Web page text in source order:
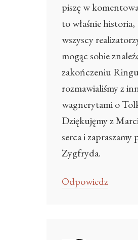
piszę w
to właśnie
wszyscy
mogąc sobie
zakończeniu
rozmawialiśmy z
wagnerytami o
Dziękujęmy z
serca i zapraszamy
Zygfryda.
Odpowiedz